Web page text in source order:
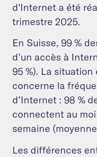
d'Internet a été
trimestre 2025.
En Suisse, 99 %
d’un accès à
95 %). La
concerne la
d’Internet : 98 %
connectent au
semaine (moyenne
Les différences